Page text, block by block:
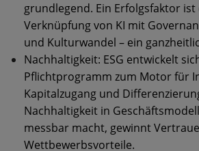
grundlegend. Ein Erfolgsfaktor
Verknüpfung von KI mit
und Kulturwandel – ein
Nachhaltigkeit: ESG entwickelt
Pflichtprogramm zum Motor für
Kapitalzugang und
Nachhaltigkeit in
messbar macht, gewinnt
Wettbewerbsvorteile.